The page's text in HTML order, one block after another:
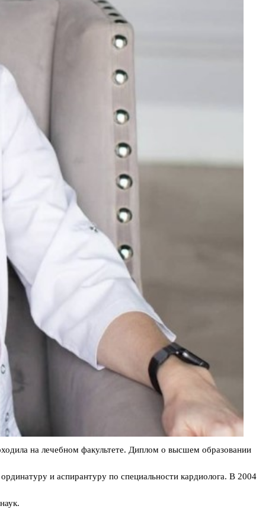
на лечебном факультете. Диплом о высшем образовании
и аспирантуру по специальности кардиолога. В 2004